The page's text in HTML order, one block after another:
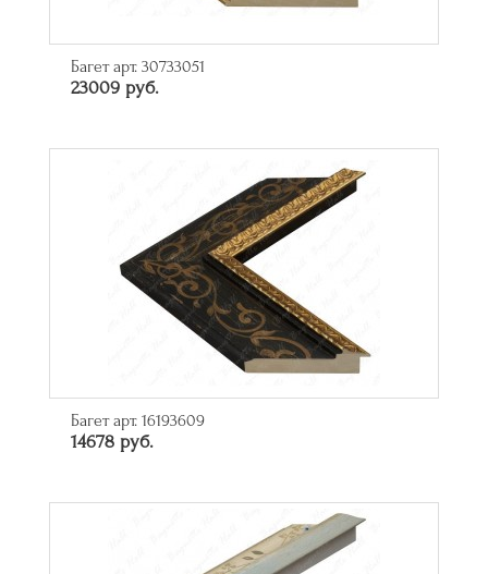
Багет арт. 30733051
23009 руб.
Багет арт. 16193609
14678 руб.